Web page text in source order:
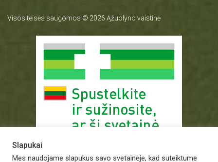
Visos teisės saugomos © 2026 Ąžuolyno vaistinė
Slapukai
Mes naudojame slapukus savo svetainėje, kad suteiktume